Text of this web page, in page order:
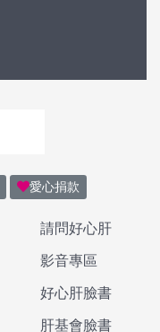
愛心捐款
請問好心肝
影音專區
好心肝臉書
肝基會臉書